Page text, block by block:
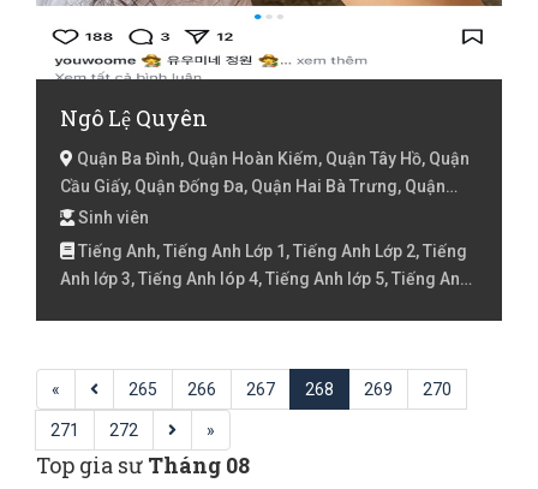
Ngô Lệ Quyên
Quận Ba Đình, Quận Hoàn Kiếm, Quận Tây Hồ, Quận
Cầu Giấy, Quận Đống Đa, Quận Hai Bà Trưng, Quận
Hoàng Mai, Quận Thanh Xuân, Huyện Từ Liêm, Hà Nội
Sinh viên
Tiếng Anh, Tiếng Anh Lớp 1, Tiếng Anh Lớp 2, Tiếng
Anh lớp 3, Tiếng Anh lóp 4, Tiếng Anh lớp 5, Tiếng Anh
Toán Lớp 2, Toán lớp 3, Toán lớp 4, Toán lớp 5, Toán lớp
6, Toán lớp 7
« 265 266 267 268 269 270
271 272 »
Top gia sư Tháng 08